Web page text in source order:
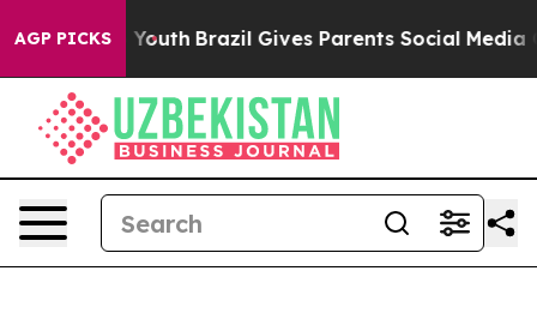
AGP PICKS
to Youth Brazil Gives Parents Social Media